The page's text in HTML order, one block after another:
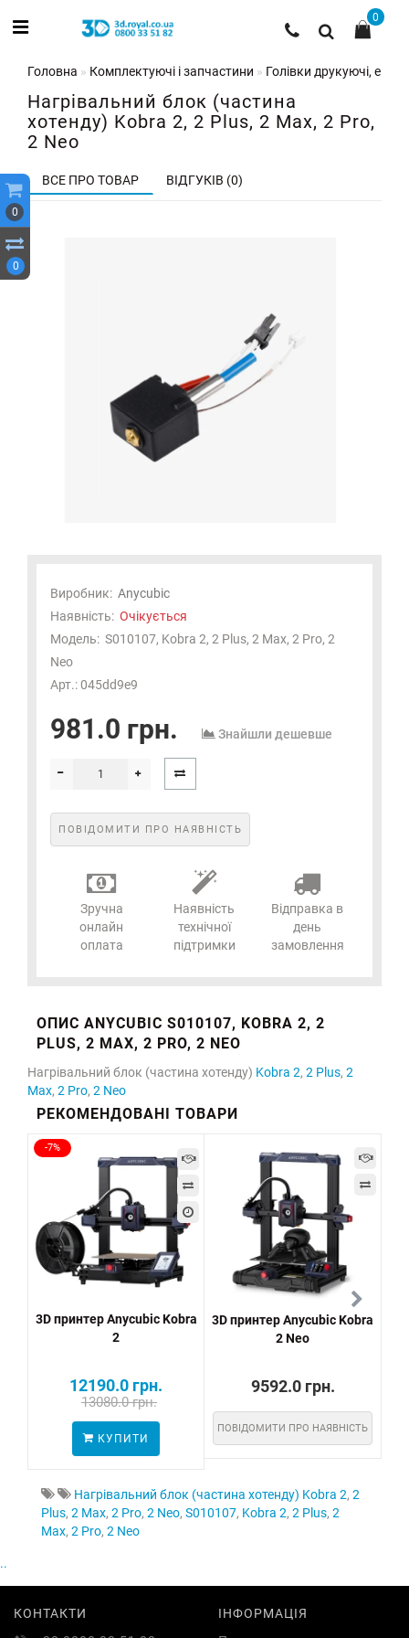
0
0
0
Головна Комплектуючі і запчастини Голівки друкуючі,
Нагрівальний блок (частина
хотенду) Kobra 2, 2 Plus, 2 Max, 2 Pro,
2 Neo
ВСЕ ПРО ТОВАР ВІДГУКІВ (0)
Виробник: Anycubic
Наявність: Очікується
Модель: S010107, Kobra 2, 2 Plus, 2 Max, 2 Pro, 2
Neo
Арт.: 045dd9e9
981.0 грн. Знайшли дешевше
ПОВІДОМИТИ ПРО НАЯВНІСТЬ
Зручна
онлайн
оплата
Наявність
технічної
підтримки
Відправка в
день
замовлення
ОПИС ANYCUBIC S010107, KOBRA 2, 2
PLUS, 2 MAX, 2 PRO, 2 NEO
Нагрівальний блок (частина хотенду) Kobra 2, 2 Plus, 2
Max, 2 Pro, 2 Neo
РЕКОМЕНДОВАНІ ТОВАРИ
-7%
3D принтер Anycubic Kobra
2
12190.0 грн.
13080.0 грн.
КУПИТИ
3D принтер Anycubic Kobra
2 Neo
9592.0 грн.
ПОВІДОМИТИ ПРО НАЯВНІСТЬ
Нагрівальний блок (частина хотенду) Kobra 2, 2
Plus, 2 Max, 2 Pro, 2 Neo, S010107, Kobra 2, 2 Plus, 2
Max, 2 Pro, 2 Neo
..
КОНТАКТИ
ІНФОРМАЦІЯ